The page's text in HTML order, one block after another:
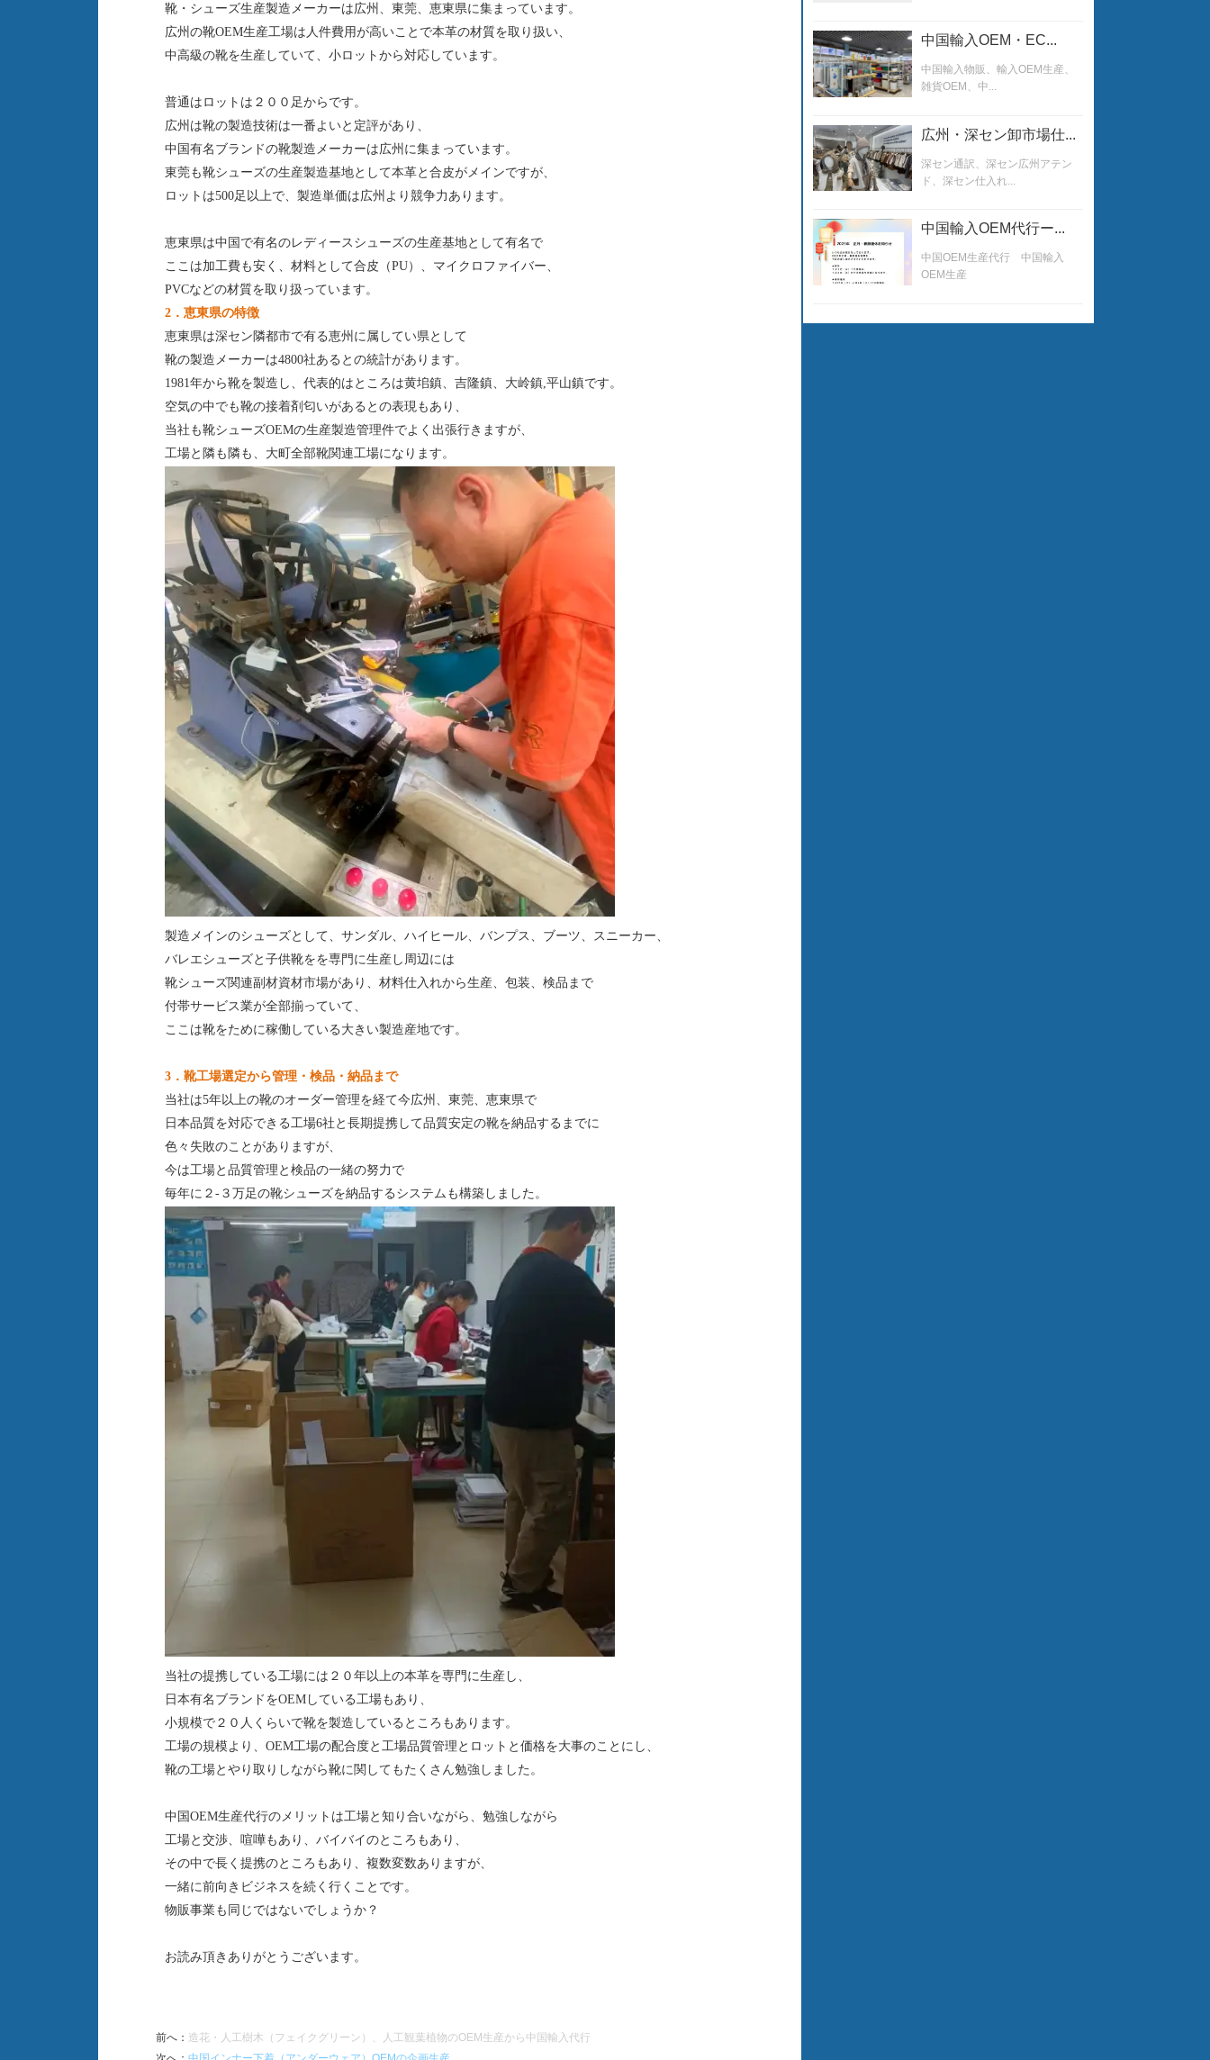
靴・シューズ生産製造メーカーは広州、東莞、恵東県に集まっています。
広州の靴OEM生産工場は人件費用が高いことで本革の材質を取り扱い、
中高級の靴を生産していて、小ロットから対応しています。
普通はロットは２００足からです。
広州は靴の製造技術は一番よいと定評があり、
中国有名ブランドの靴製造メーカーは広州に集まっています。
東莞も靴シューズの生産製造基地として本革と合皮がメインですが、
ロットは500足以上で、製造単価は広州より競争力あります。
恵東県は中国で有名のレディースシューズの生産基地として有名で
ここは加工費も安く、材料として合皮（PU）、マイクロファイバー、
PVCなどの材質を取り扱っています。
2． 恵東県の特徴
恵東県は深セン隣都市で有る恵州に属してい県として
靴の製造メーカーは4800社あるとの統計があります。
1981年から靴を製造し、代表的はところは黄垖鎮、吉隆鎮、大岭鎮,平山鎮です。
空気の中でも靴の接着剤匂いがあるとの表現もあり、
当社も靴シューズOEMの生産製造管理件でよく出張行きますが、
工場と隣も隣も、大町全部靴関連工場になります。
製造メインのシューズとして、サンダル、ハイヒール、バンプス、ブーツ、スニーカー、
バレエシューズと子供靴をを専門に生産し周辺には
靴シューズ関連副材資材市場があり、材料仕入れから生産、包装、検品まで
付帯サービス業が全部揃っていて、
ここは靴をために稼働している大きい製造産地です。
3．靴工場選定から管理・検品・納品まで
当社は5年以上の靴のオーダー管理を経て今広州、東莞、恵東県で
日本品質を対応できる工場6社と長期提携して品質安定の靴を納品するまでに
色々失敗のことがありますが、
今は工場と品質管理と検品の一緒の努力で
毎年に２-３万足の靴シューズを納品するシステムも構築しました。
当社の提携している工場には２０年以上の本革を専門に生産し、
日本有名ブランドをOEMしている工場もあり、
小規模で２０人くらいで靴を製造しているところもあります。
工場の規模より、OEM工場の配合度と工場品質管理とロットと価格を大事のことにし、
靴の工場とやり取りしながら靴に関してもたくさん勉強しました。
中国 OEM生産代行のメリットは工場と知り合いながら、 勉強しながら
工場と交渉、喧嘩もあり、バイバイのところもあり、
その中で長く提携のところもあり、複数変数ありますが、
一緒に前向きビジネスを続く行くことです。
物販事業も同じではないでしょうか？
お読み頂きありがとうございます。
前へ ： 造花・人工樹木（フェイクグリーン）、人工観葉植物のOEM生産から中国輸入代行
中国輸入OEM・EC...
中国輸入物販、輸入OEM生産、
雑貨OEM、中...
広州・深セン卸市場仕...
深セン通訳、深セン広州アテン
ド、深セン仕入れ...
中国輸入OEM代行ー...
中国OEM生産代行 中国輸入
OEM生産